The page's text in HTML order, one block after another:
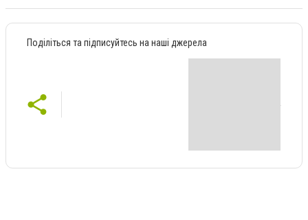
Поділіться та підписуйтесь на наші джерела